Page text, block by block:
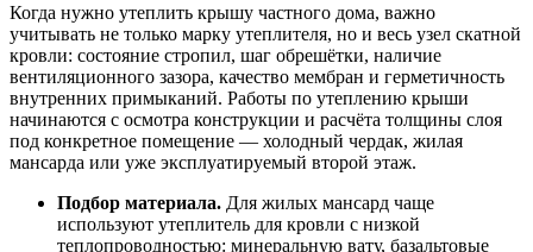
Когда нужно утеплить крышу частного дома, важно
учитывать не только марку утеплителя, но и весь узел скатной
кровли: состояние стропил, шаг обрешётки, наличие
вентиляционного зазора, качество мембран и герметичность
внутренних примыканий. Работы по утеплению крыши
начинаются с осмотра конструкции и расчёта толщины слоя
под конкретное помещение — холодный чердак, жилая
мансарда или уже эксплуатируемый второй этаж.
Подбор материала. Для жилых мансард чаще
используют утеплитель для кровли с низкой
теплопроводностью: минеральную вату, базальтовые